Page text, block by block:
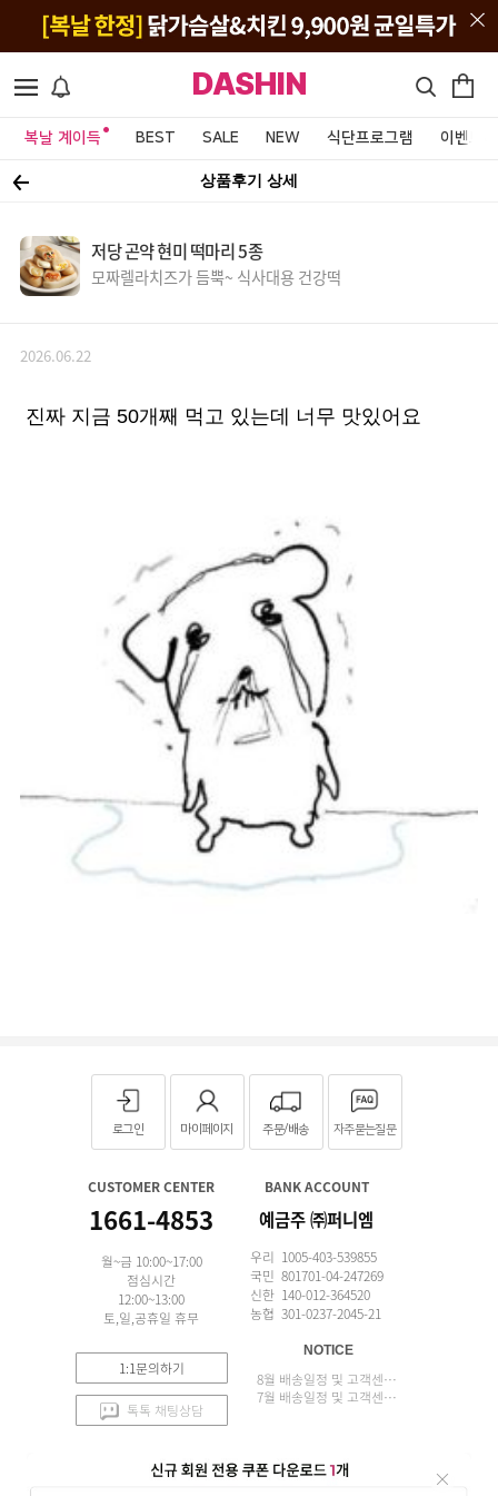
DASHIN
복날 계이득 BEST SALE NEW 식단프로그램 이벤트&
상품후기 상세
저당 곤약 현미 떡마리 5종
모짜렐라치즈가 듬뿍~ 식사대용 건강떡
2026.06.22
진짜 지금 50개째 먹고 있는데 너무 맛있어요
로그인 마이페이지 주문/배송 자주묻는질문
CUSTOMER CENTER
1661-4853
월~금 10:00~17:00
점심시간
12:00~13:00
토,일,공휴일 휴무
1:1문의하기
톡톡 채팅상담
BANK ACCOUNT
예금주 ㈜퍼니엠
우리 1005-403-539855
국민 801701-04-247269
신한 140-012-364520
농협 301-0237-2045-21
NOTICE
8월 배송일정 및 고객센터 업무 안내
7월 배송일정 및 고객센터 업무 안내
APP 설치